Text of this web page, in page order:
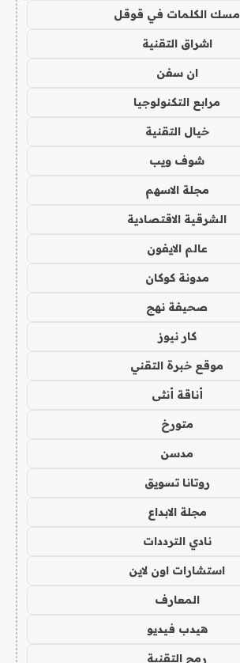
مسك الكلمات في قوقل
اشراق التقنية
ان سفن
مرابع التكنولوجيا
خيال التقنية
شوف ويب
مجلة الاسهم
الشرقية الاقتصادية
عالم الايفون
مدونة كوكان
صحيفة نهج
كار نيوز
موقع خبرة التقني
أناقة أنثى
متورخ
مدسن
روتانا تسويق
مجلة الابداع
نادي الترددات
استشارات اون لاين
المعارف
هيدب فيديو
رمح التقنية